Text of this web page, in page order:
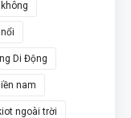
Di Động
nam
ngoài trời